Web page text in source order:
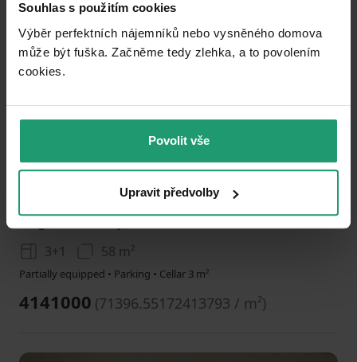
Souhlas s použitím cookies
Výběr perfektních nájemníků nebo vysněného domova
může být fuška. Začněme tedy zlehka, a to povolením
cookies.​
Povolit vše
Upravit předvolby
12 3
Add to favorites
DON’T MISS OUT
Gagarinova, Frýdek-Místek - Místek, Moravskoslezský Region
3+1 58 m²
Partially equipped • Parking • Cellar 3 m²
4141000 (71396.55172413793 / m²)